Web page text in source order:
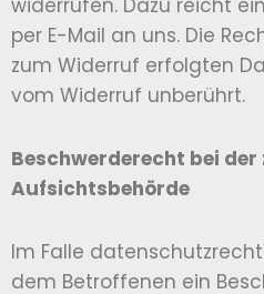
widerrufen. Dazu reicht
per E-Mail an uns. Die
zum Widerruf erfolgten
vom Widerruf unberührt.
Beschwerderecht bei
Aufsichtsbehörde
Im Falle
dem Betroffenen ein